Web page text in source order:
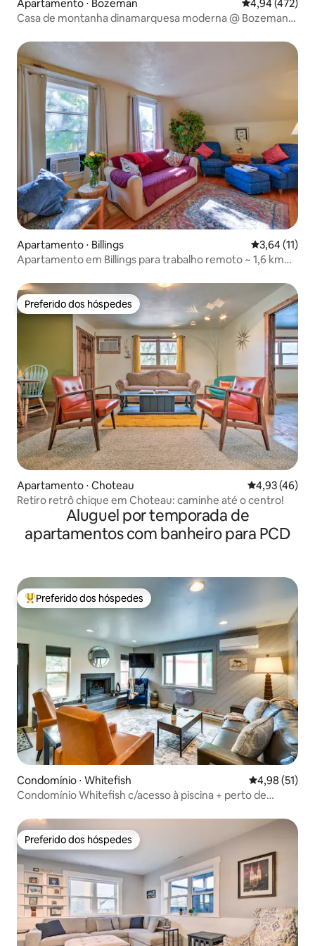
Apartamento ⋅ Bozeman 4,94 de uma
4,94 (472)
Casa de montanha dinamarquesa moderna @ Bozeman
Apartamento ⋅ Billings 3,64 de uma
3,64 (11)
Apartamento em Billings para trabalho remoto ~ 1,6 km
Preferido dos hóspedes
Preferido dos hóspedes
Apartamento ⋅ Choteau 4,93 de uma
4,93 (46)
Retiro retrô chique em Choteau: caminhe até o centro!
Aluguel por temporada de
apartamentos com banheiro para PCD
Entre os melhores preferidos dos hóspedes
Preferido dos hóspedes
Condomínio ⋅ Whitefish 4,98 de uma
4,98 (51)
Condomínio Whitefish c/acesso à piscina + perto de
Preferido dos hóspedes
Preferido dos hóspedes